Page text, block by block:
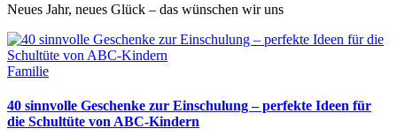
Neues Jahr, neues Glück – das wünschen wir uns
Familie
40 sinnvolle Geschenke zur Einschulung – perfekte Ideen für
die Schultüte von ABC-Kindern